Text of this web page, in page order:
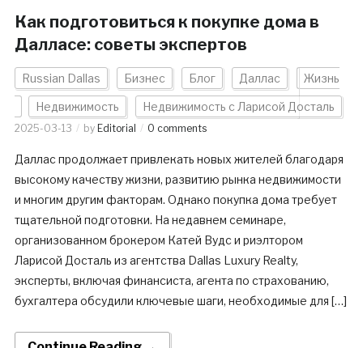
Как подготовиться к покупке дома в
Далласе: советы экспертов
Russian Dallas Бизнес Блог Даллас Жизнь
Недвижимость Недвижимость с Ларисой Досталь
2025-03-13 by Editorial 0 comments
Даллас продолжает привлекать новых жителей благодаря
высокому качеству жизни, развитию рынка недвижимости
и многим другим факторам. Однако покупка дома требует
тщательной подготовки. На недавнем семинаре,
организованном брокером Катей Вудс и риэлтором
Ларисой Досталь из агентства Dallas Luxury Realty,
эксперты, включая финансиста, агента по страхованию,
бухгалтера обсудили ключевые шаги, необходимые для […]